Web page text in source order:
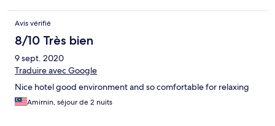
Avis vérifié
8/10 Très bien
9 sept. 2020
Traduire avec Google
Nice hotel good environment and so comfortable for relaxing
Amirnin, séjour de 2 nuits